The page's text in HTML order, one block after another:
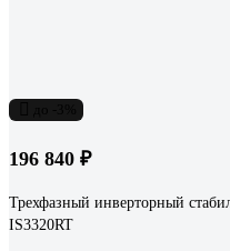
196 840 ₽
Трехфазный инверторный
IS3320RT